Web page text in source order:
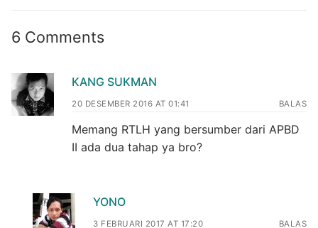
6 Comments
KANG SUKMAN
20 DESEMBER 2016 AT 01:41 BALAS
Memang RTLH yang bersumber dari APBD
II ada dua tahap ya bro?
YONO
3 FEBRUARI 2017 AT 17:20 BALAS